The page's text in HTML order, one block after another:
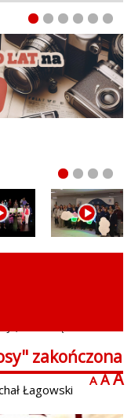
zakończona
A A A
Łagowski